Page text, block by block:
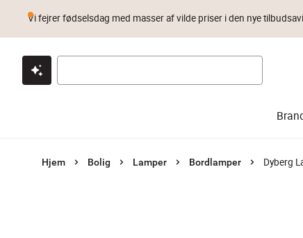
Klik & hent Byt i 1 år Prismatch
Vi fejrer fødselsdag med masser af vilde priser i den nye
Hjem Bolig Lamper Bordlamper Dyberg